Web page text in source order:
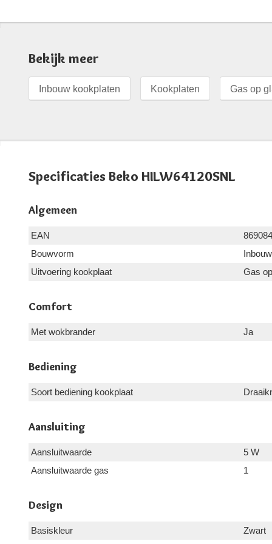
Bekijk meer
Inbouw kookplaten Kookplaten Gas op
Specificaties Beko HILW64120SNL
Algemeen
EAN
Bouwvorm
Inbouw
Uitvoering kookplaat
Gas
Comfort
Met wokbrander Ja
Bediening
Soort bediening kookplaat
Aansluiting
Aansluitwaarde
5 W
Aansluitwaarde gas
1
Design
Basiskleur
Zwart